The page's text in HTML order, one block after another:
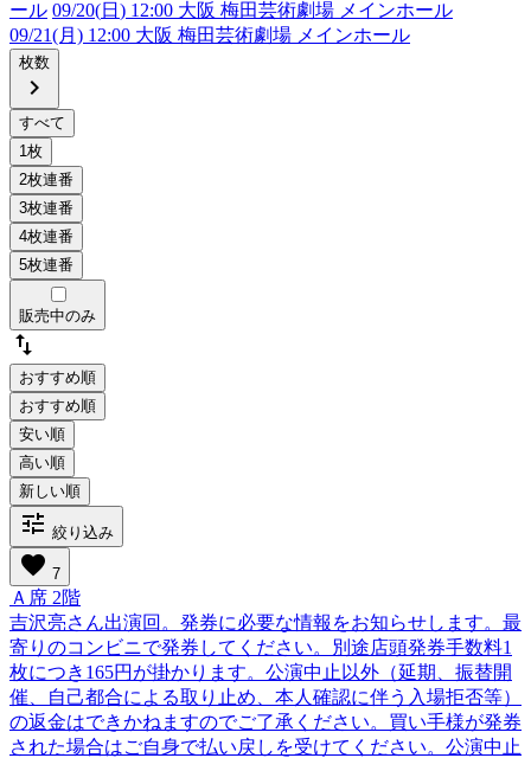
ール 09/20(日 ) 12:00 大阪 梅田芸術劇場 メインホール
09/21(月) 12:00 大阪 梅田芸術劇場 メインホール
枚数
chevron_right
販売中のみ
swap_vert
おすすめ順
tune 絞り込み
favorite 7
Ａ席 2階
吉沢亮さん出演回。発券に必要な情報をお知らせします。最
寄りのコンビニで発券してください。別途店頭発券手数料1
枚につき165円が掛かります。公演中止以外（延期、振替開
催、自己都合による取り止め、本人確認に伴う入場拒否等）
の返金はできかねますのでご了承ください。買い手様が発券
された場合はご自身で払い戻しを受けてください。公演中止